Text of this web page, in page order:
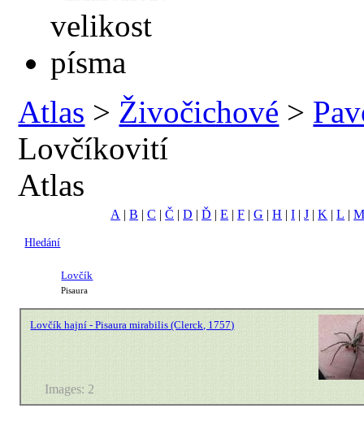
Atlas > Živočichové >
Lovčíkovití
Atlas
A |B |C |Č |D |Ď |E |F |G |H |I |J |K |L |
Hledání
Lovčík
Pisaura
Lovčík hajní - Pisaura mirabilis (Clerck, 1757)
Images: 2